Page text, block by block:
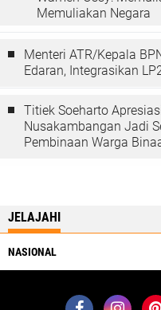
Memuliakan Negara
Menteri ATR/Kepala
Edaran, Integrasikan
Titiek Soeharto
Nusakambangan Jadi
Pembinaan Warga
JELAJAHI
NASIONAL